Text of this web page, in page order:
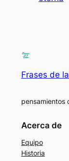
Frases de
pensamientos
Acerca de
Equipo
Historia